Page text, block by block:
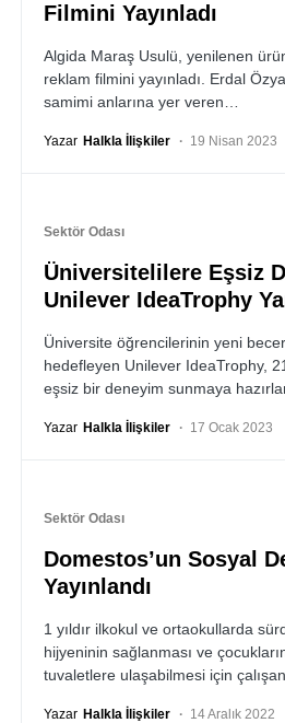
Filmini Yayınladı
Algida Maraş Usulü, yenilenen
reklam filmini yayınladı. Erdal
samimi anlarına yer veren…
Yazar Halkla İlişkiler 19 Nisan 2023
Sektör Odası
Üniversitelilere Eşsiz
Unilever IdeaTrophy
Üniversite öğrencilerinin yeni
hedefleyen Unilever IdeaTrophy,
eşsiz bir deneyim sunmaya
Yazar Halkla İlişkiler 17 Ocak 2023
Sektör Odası
Domestos’un Sosyal
Yayınlandı
1 yıldır ilkokul ve ortaokullarda
hijyeninin sağlanması ve
tuvaletlere ulaşabilmesi için
Yazar Halkla İlişkiler 14 Aralık 2022